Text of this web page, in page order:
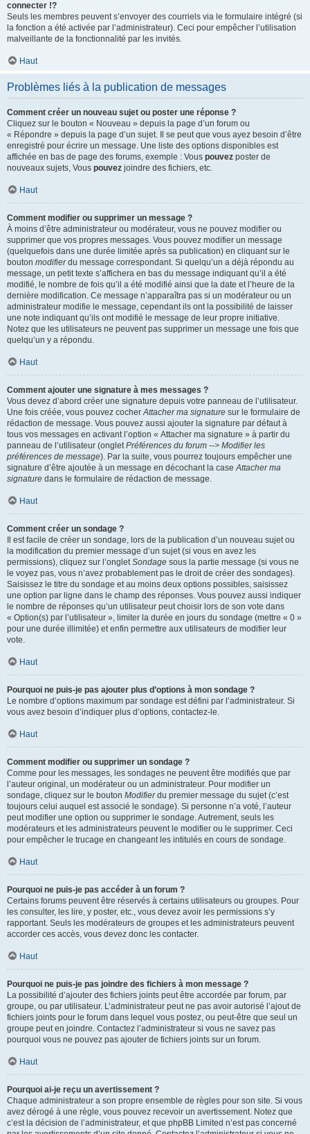
connecter !?
Seuls les membres peuvent s’envoyer des courriels via le formulaire intégré (si
la fonction a été activée par l’administrateur). Ceci pour empêcher l’utilisation
malveillante de la fonctionnalité par les invités.
Haut
Problèmes liés à la publication de messages
Comment créer un nouveau sujet ou poster une réponse ?
Cliquez sur le bouton « Nouveau » depuis la page d’un forum ou
« Répondre » depuis la page d’un sujet. Il se peut que vous ayez besoin d’être
enregistré pour écrire un message. Une liste des options disponibles est
affichée en bas de page des forums, exemple : Vous pouvez poster de
nouveaux sujets, Vous pouvez joindre des fichiers, etc.
Haut
Comment modifier ou supprimer un message ?
À moins d’être administrateur ou modérateur, vous ne pouvez modifier ou
supprimer que vos propres messages. Vous pouvez modifier un message
(quelquefois dans une durée limitée après sa publication) en cliquant sur le
bouton modifierdu message correspondant. Si quelqu’un a déjà répondu au
message, un petit texte s’affichera en bas du message indiquant qu’il a été
modifié, le nombre de fois qu’il a été modifié ainsi que la date et l’heure de la
dernière modification. Ce message n’apparaîtra pas si un modérateur ou un
administrateur modifie le message, cependant ils ont la possibilité de laisser
une note indiquant qu’ils ont modifié le message de leur propre initiative.
Notez que les utilisateurs ne peuvent pas supprimer un message une fois que
quelqu’un y a répondu.
Haut
Comment ajouter une signature à mes messages ?
Vous devez d’abord créer une signature depuis votre panneau de l’utilisateur.
Une fois créée, vous pouvez cocherAttacher ma signature sur le formulaire de
rédaction de message. Vous pouvez aussi ajouter la signature par défaut à
tous vos messages en activant l’option « Attacher ma signature » à partir du
panneau de l’utilisateur (ongletPréférences du forum --> Modifier les
préférences de message). Par la suite, vous pourrez toujours empêcher une
signature d’être ajoutée à un message en décochant la caseAttacher ma
signature dans le formulaire de rédaction de message.
Haut
Comment créer un sondage ?
Il est facile de créer un sondage, lors de la publication d’un nouveau sujet ou
la modification du premier message d’un sujet (si vous en avez les
permissions), cliquez sur l’ongletSondage sous la partie message (si vous ne
le voyez pas, vous n’avez probablement pas le droit de créer des sondages).
Saisissez le titre du sondage et au moins deux options possibles, saisissez
une option par ligne dans le champ des réponses. Vous pouvez aussi indiquer
le nombre de réponses qu’un utilisateur peut choisir lors de son vote dans
« Option(s) par l’utilisateur », limiter la durée en jours du sondage (mettre « 0 »
pour une durée illimitée) et enfin permettre aux utilisateurs de modifier leur
vote.
Haut
Pourquoi ne puis-je pas ajouter plus d’options à mon sondage ?
Le nombre d’options maximum par sondage est défini par l’administrateur. Si
vous avez besoin d’indiquer plus d’options, contactez-le.
Haut
Comment modifier ou supprimer un sondage ?
Comme pour les messages, les sondages ne peuvent être modifiés que par
l’auteur original, un modérateur ou un administrateur. Pour modifier un
sondage, cliquez sur le bouton Modifierdu premier message du sujet (c’est
toujours celui auquel est associé le sondage). Si personne n’a voté, l’auteur
peut modifier une option ou supprimer le sondage. Autrement, seuls les
modérateurs et les administrateurs peuvent le modifier ou le supprimer. Ceci
pour empêcher le trucage en changeant les intitulés en cours de sondage.
Haut
Pourquoi ne puis-je pas accéder à un forum ?
Certains forums peuvent être réservés à certains utilisateurs ou groupes. Pour
les consulter, les lire, y poster, etc., vous devez avoir les permissions s’y
rapportant. Seuls les modérateurs de groupes et les administrateurs peuvent
accorder ces accès, vous devez donc les contacter.
Haut
Pourquoi ne puis-je pas joindre des fichiers à mon message ?
La possibilité d’ajouter des fichiers joints peut être accordée par forum, par
groupe, ou par utilisateur. L’administrateur peut ne pas avoir autorisé l’ajout de
fichiers joints pour le forum dans lequel vous postez, ou peut-être que seul un
groupe peut en joindre. Contactez l’administrateur si vous ne savez pas
pourquoi vous ne pouvez pas ajouter de fichiers joints sur un forum.
Haut
Pourquoi ai-je reçu un avertissement ?
Chaque administrateur a son propre ensemble de règles pour son site. Si vous
avez dérogé à une règle, vous pouvez recevoir un avertissement. Notez que
c’est la décision de l’administrateur, et que phpBB Limited n’est pas concerné